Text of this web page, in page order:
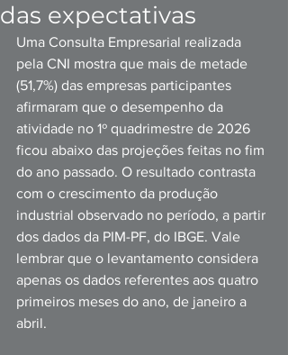
das expectativas
Uma Consulta Empresarial realizada
pela CNI mostra que mais de metade
(51,7%) das empresas participantes
afirmaram que o desempenho da
atividade no 1º quadrimestre de 2026
ficou abaixo das projeções feitas no fim
do ano passado. O resultado contrasta
com o crescimento da produção
industrial observado no período, a partir
dos dados da PIM-PF, do IBGE. Vale
lembrar que o levantamento considera
apenas os dados referentes aos quatro
primeiros meses do ano, de janeiro a
abril.